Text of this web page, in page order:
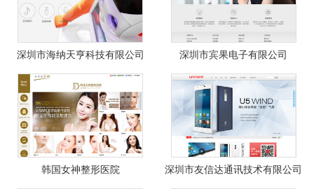
深圳市海纳天亨科技有限公司 深圳市宾果电子有限公司
韩国女神整形医院 深圳市友信达通讯技术有限公司